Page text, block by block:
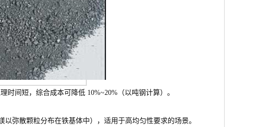
时间短，综合成本可降低 10%~20%（以吨钢计算）。
散颗粒分布在铁基体中），适用于高均匀性要求的场景。